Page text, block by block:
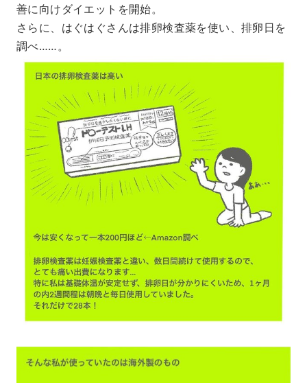
善に向けダイエットを開始。
さらに、はぐはぐさんは排卵検査薬を使い、排卵日を
調べ……。